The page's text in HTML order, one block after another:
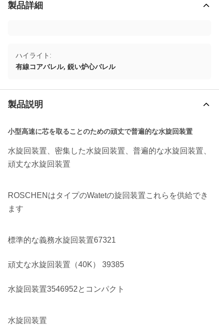
製品詳細
ハイライト:
有線コアバレル, 鋭い炉心バレル
製品説明
小型高速に芯を取ることのための頑丈で普遍的な水旋回装置
水旋回装置、密集した水旋回装置、普遍的な水旋回装置、
頑丈な水旋回装置
ROSCHENはタイプのWatetの旋回装置これらを供給でき
ます
標準的な義務水旋回装置67321
頑丈な水旋回装置（40K） 39385
水旋回装置3546952とコンパクト
水旋回装置